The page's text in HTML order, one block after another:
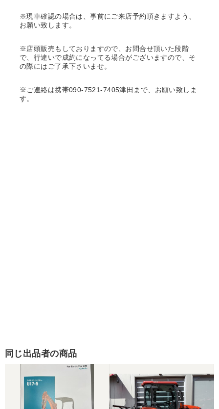
※現車確認の場合は、事前にご来店予約頂きますよう、
お願い致します。
※店頭販売もしておりますので、お問合せ頂いた段階
で、行違いで成約になってる場合がございますので、そ
の際にはご了承下さいませ。
※ご連絡は携帯090-7521-7405津田まで、お願い致しま
す。
同じ出品者の商品